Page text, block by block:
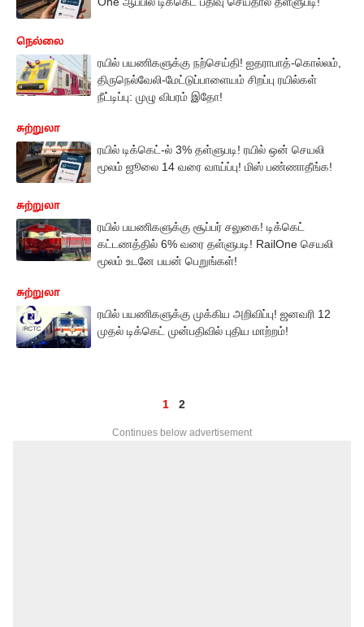
நெல்லை
ரயில் பயணிகளுக்கு நற்செய்தி! ஐதராபாத்-கொல்லம்,
திருநெல்வேலி-மேட்டுப்பாளையம் சிறப்பு ரயில்கள்
நீட்டிப்பு: முழு விபரம் இதோ!
சுற்றுலா
ரயில் டிக்கெட்-ல் 3% தள்ளுபடி! ரயில் ஒன் செயலி
மூலம் ஜூலை 14 வரை வாய்ப்பு! மிஸ் பண்ணாதீங்க!
சுற்றுலா
ரயில் பயணிகளுக்கு சூப்பர் சலுகை! டிக்கெட்
கட்டணத்தில் 6% வரை தள்ளுபடி! RailOne செயலி
மூலம் உடனே பயன் பெறுங்கள்!
சுற்றுலா
ரயில் பயணிகளுக்கு முக்கிய அறிவிப்பு! ஜனவரி 12
முதல் டிக்கெட் முன்பதிவில் புதிய மாற்றம்!
1 2
Continues below advertisement